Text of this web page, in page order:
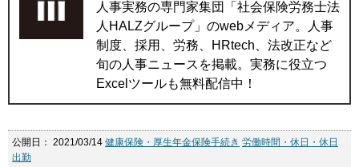
人事実務の専門家集団「社会保険労務士法
人HALZグループ」のwebメディア。人事
制度、採用、労務、HRtech、法改正など
旬の人事ニュースを掲載。実務に役立つ
Excelツールも無料配信中！
公開日： 2021/03/14 健康保険・厚生年金保険手続き 労働時間・休日・休日
出勤